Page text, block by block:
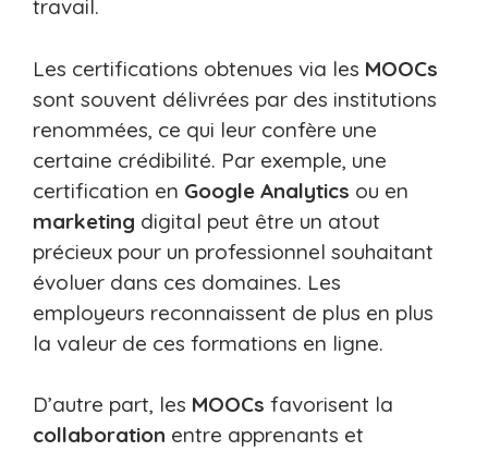
travail.
Les certifications obtenues via les MOOCs
sont souvent délivrées par des institutions
renommées, ce qui leur confère une
certaine crédibilité. Par exemple, une
certification en Google Analytics ou en
marketing digital peut être un atout
précieux pour un professionnel souhaitant
évoluer dans ces domaines. Les
employeurs reconnaissent de plus en plus
la valeur de ces formations en ligne.
D’autre part, les MOOCs favorisent la
collaboration entre apprenants et